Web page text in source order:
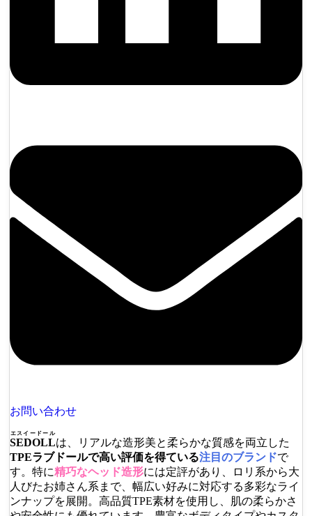
お問い合わせ
SEDOLL
エスイードール
は、リアルな造形美と柔らかな質感を両立した
TPEラブドールで高い評価を得ている注目のブランドで
す。特に精巧なヘッド造形には定評があり、ロリ系から大
人びたお姉さん系まで、幅広い好みに対応する多彩なライ
ンナップを展開。高品質TPE素材を使用し、肌の柔らかさ